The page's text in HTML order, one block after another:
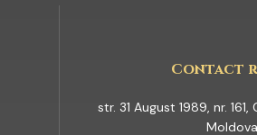
Contact
str. 31 August 1989, nr.
Moldova